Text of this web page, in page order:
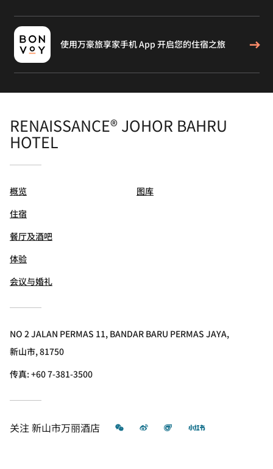
使用万豪旅享家手机 App 开启您的住宿之旅
RENAISSANCE® JOHOR BAHRU
HOTEL
概览
住宿
餐厅及酒吧
体验
会议与婚礼
图库
NO 2 JALAN PERMAS 11, BANDAR BARU PERMAS JAYA,
新山市, 81750
传真:+60 7-381-3500
关注 新山市万丽酒店 微信 微博 飞猪 小红书